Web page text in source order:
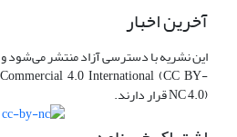
آخرین اخبار
4.0 International (CC BY-
NC 4.0) قرار دارند.